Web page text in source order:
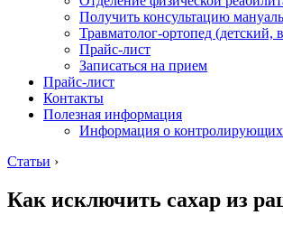
Получить консультацию
Травматолог-ортопед (детский,
Прайс-лист
Записаться на прием
Прайс-лист
Контакты
Полезная информация
Информация о контролирующих
Статьи ›
Как исключить сахар из